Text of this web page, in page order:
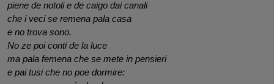
piene de notoli e de caigo dai canali
che i veci se remena pala casa
e no trova sono.
No ze poi conti de la luce
ma pala femena che se mete in pensieri
e pai tusi che no poe dormire: